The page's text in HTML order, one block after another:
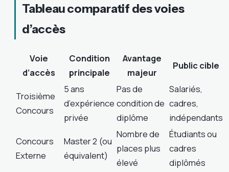
Tableau comparatif des voies
d’accès
Voie
d’accès
Condition
principale
Avantage
majeur
Public cible
Troisième
Concours
5 ans
d’expérience
privée
Pas de
condition de
diplôme
Salariés,
cadres,
indépendants
Concours
Externe
Master 2 (ou
équivalent)
Nombre de
places plus
élevé
Étudiants ou
cadres
diplômés